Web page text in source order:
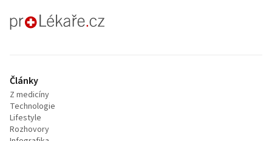
proLékaře.cz
Články
Z medicíny
Technologie
Lifestyle
Rozhovory